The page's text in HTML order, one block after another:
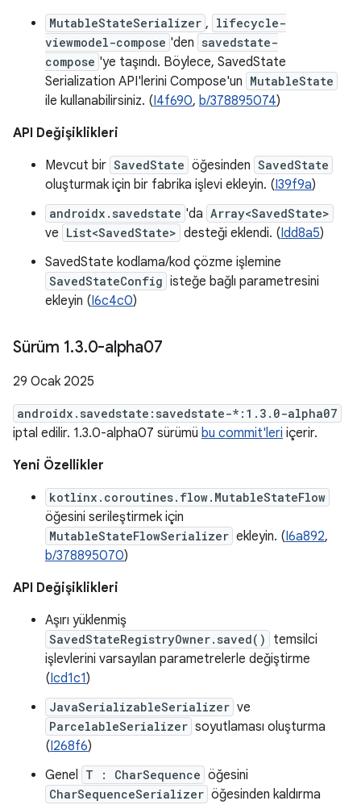
MutableStateSerializer , lifecycle-
viewmodel-compose 'den savedstate-
compose 'ye taşındı. Böylece, SavedState
Serialization API'lerini Compose'un MutableState
ile kullanabilirsiniz. (I4f690, b/378895074)
API Değişiklikleri
Mevcut bir SavedState öğesinden SavedState
oluşturmak için bir fabrika işlevi ekleyin. (I39f9a)
androidx.savedstate 'da Array<SavedState>
ve List<SavedState> desteği eklendi. (Idd8a5)
SavedState kodlama/kod çözme işlemine
SavedStateConfig isteğe bağlı parametresini
ekleyin (I6c4c0)
Sürüm 1.3.0-alpha07
29 Ocak 2025
androidx.savedstate:savedstate-*:1.3.0-alpha07
iptal edilir. 1.3.0-alpha07 sürümü bu commit'leri içerir.
Yeni Özellikler
kotlinx.coroutines.flow.MutableStateFlow
öğesini serileştirmek için
MutableStateFlowSerializer ekleyin. (I6a892,
b/378895070)
API Değişiklikleri
Aşırı yüklenmiş
SavedStateRegistryOwner.saved()
temsilci
işlevlerini varsayılan parametrelerle değiştirme
(Icd1c1)
JavaSerializableSerializer ve
ParcelableSerializer soyutlaması oluşturma
(I268f6)
Genel T : CharSequence öğesini
CharSequenceSerializer öğesinden kaldırma